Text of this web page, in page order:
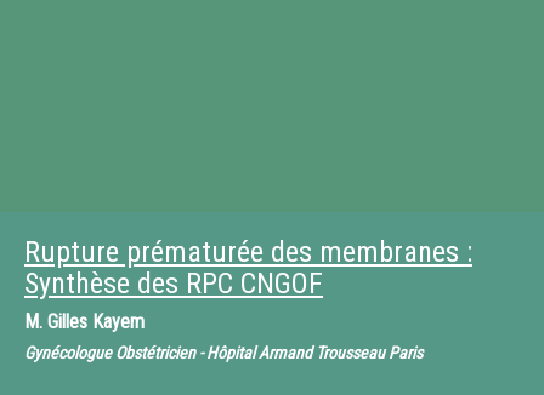
Rupture prématurée des membranes :
Synthèse des RPC CNGOF
M. Gilles Kayem
Gynécologue Obstétricien - Hôpital Armand Trousseau Paris